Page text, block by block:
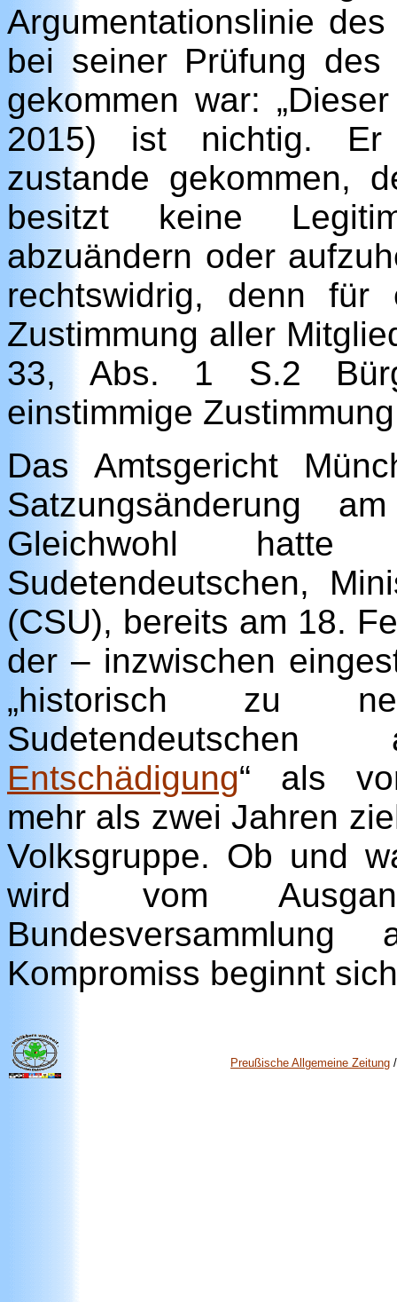
Argumentationslinie
bei seiner Prüfung
gekommen war:
2015) ist nichtig. Er
zustande gekommen,
besitzt keine
abzuändern oder
rechtswidrig, denn für
Zustimmung aller
33, Abs. 1 S.2
einstimmige
Das Amtsgericht
Satzungsänderung
Gleichwohl hatte
Sudetendeutschen,
(CSU), bereits am 18.
der – inzwischen
„historisch zu
Entschädigung“ als
mehr als zwei Jahren
Volksgruppe. Ob und
wird vom
Kompromiss beginnt
Preußische Allgemeine Zeitung